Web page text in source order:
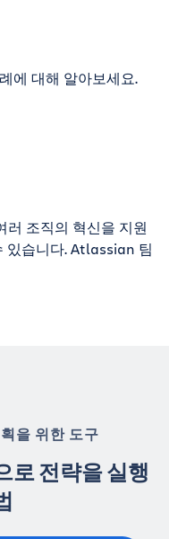
에 대해 알아보세요.
조직의 혁신을 지원
있습니다. Atlassian 팀
을 위한 도구
로 전략을 실행